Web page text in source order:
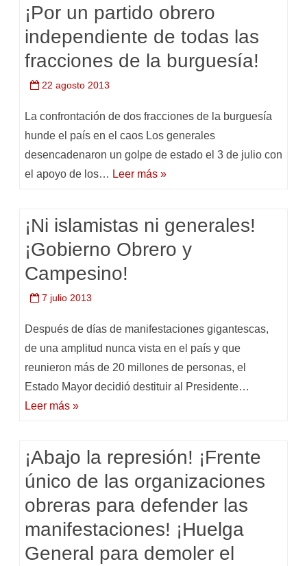
¡Por un partido obrero
independiente de todas las
fracciones de la burguesía!
22 agosto 2013
La confrontación de dos fracciones de la burguesía
hunde el país en el caos Los generales
desencadenaron un golpe de estado el 3 de julio con
el apoyo de los… Leer más »
¡Ni islamistas ni generales!
¡Gobierno Obrero y
Campesino!
7 julio 2013
Después de días de manifestaciones gigantescas,
de una amplitud nunca vista en el país y que
reunieron más de 20 millones de personas, el
Estado Mayor decidió destituir al Presidente…
Leer más »
¡Abajo la represión! ¡Frente
único de las organizaciones
obreras para defender las
manifestaciones! ¡Huelga
General para demoler el